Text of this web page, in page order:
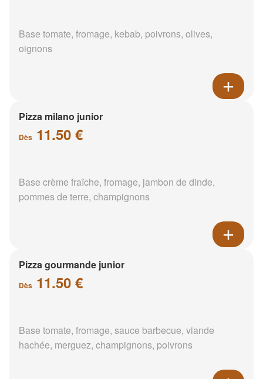
Base tomate, fromage, kebab, poivrons, olives,
oignons
Pizza milano junior
Dès 11.50 €
Base crème fraîche, fromage, jambon de dinde,
pommes de terre, champignons
Pizza gourmande junior
Dès 11.50 €
Base tomate, fromage, sauce barbecue, viande
hachée, merguez, champignons, poivrons